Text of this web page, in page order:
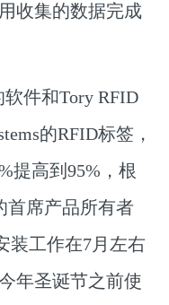
收集的数据完成
软件和Tory RFID
的RFID标签，
提高到95%，根
首席产品所有者
装工作在7月左右
年圣诞节之前使